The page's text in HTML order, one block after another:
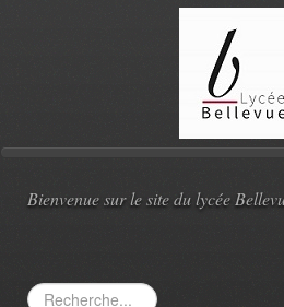
Bienvenue sur le site du lycée
Rechercher